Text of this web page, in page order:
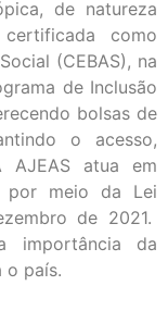
de natureza
como
(CEBAS), na
de Inclusão
bolsas de
o acesso,
AJEAS atua em
por meio da Lei
de 2021.
importância da
o país.